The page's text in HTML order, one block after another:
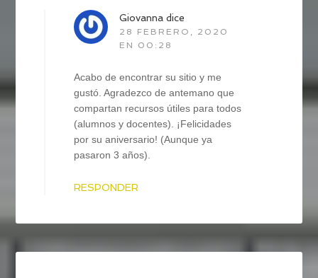
Giovanna dice
28 FEBRERO, 2020
EN 00:28
Acabo de encontrar su sitio y me
gustó. Agradezco de antemano que
compartan recursos útiles para todos
(alumnos y docentes). ¡Felicidades
por su aniversario! (Aunque ya
pasaron 3 años).
RESPONDER